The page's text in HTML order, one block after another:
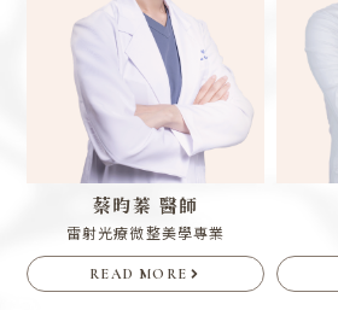
蔡昀蓁 醫師
雷射光療微整美學專業
READ MORE